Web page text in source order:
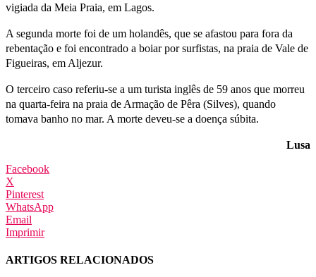
vigiada da Meia Praia, em Lagos.
A segunda morte foi de um holandês, que se afastou para fora da
rebentação e foi encontrado a boiar por surfistas, na praia de Vale de
Figueiras, em Aljezur.
O terceiro caso referiu-se a um turista inglês de 59 anos que morreu
na quarta-feira na praia de Armação de Pêra (Silves), quando
tomava banho no mar. A morte deveu-se a doença súbita.
Lusa
Facebook
X
Pinterest
WhatsApp
Email
Imprimir
ARTIGOS RELACIONADOS